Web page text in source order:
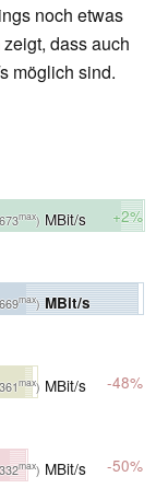
noch etwas
zeigt, dass auch
möglich sind.
max) MBit/s +2%
max)MBit/s
max) MBit/s -48%
max) MBit/s -50%